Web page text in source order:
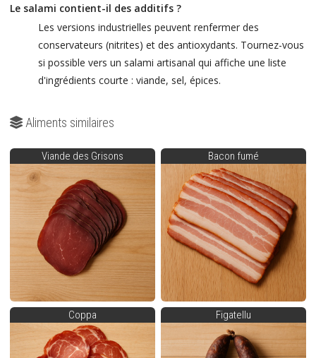
Le salami contient-il des additifs ?
Les versions industrielles peuvent renfermer des
conservateurs (nitrites) et des antioxydants. Tournez-vous
si possible vers un salami artisanal qui affiche une liste
d'ingrédients courte : viande, sel, épices.
Aliments similaires
Viande des Grisons Bacon fumé
Coppa Figatellu